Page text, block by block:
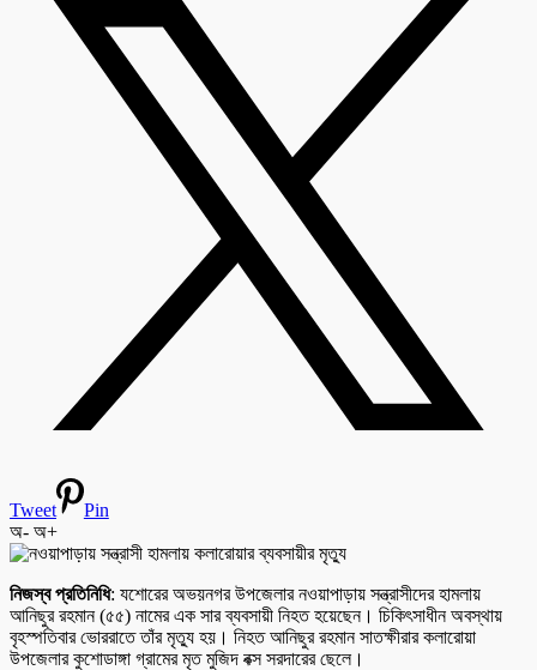
Tweet
Pin
অ- অ+
নিজস্ব প্রতিনিধি: যশোরের অভয়নগর উপজেলার নওয়াপাড়ায় সন্ত্রাসীদের হামলায়
আনিছুর রহমান (৫৫) নামের এক সার ব্যবসায়ী নিহত হয়েছেন। চিকিৎসাধীন অবস্থায়
বৃহস্পতিবার ভোররাতে তাঁর মৃত্যু হয়। নিহত আনিছুর রহমান সাতক্ষীরার কলারোয়া
উপজেলার কুশোডাঙ্গা গ্রামের মৃত মুজিদ বক্স সরদারের ছেলে।